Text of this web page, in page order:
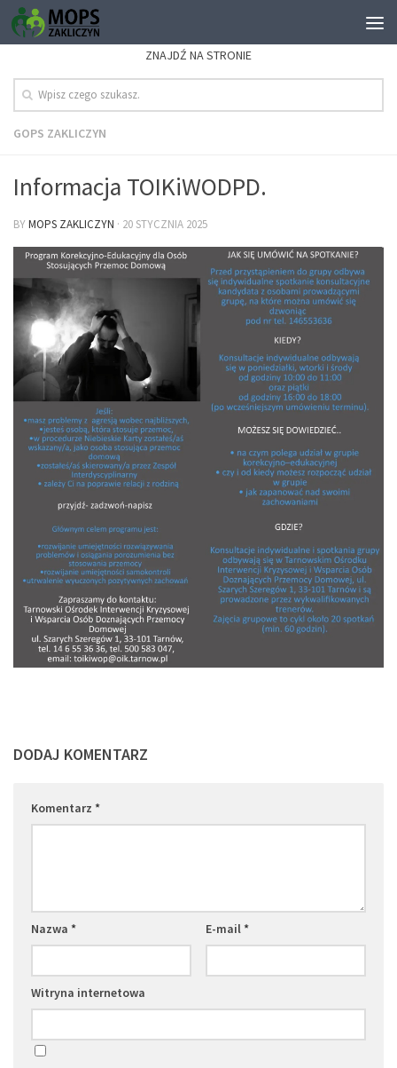
ZNAJDŹ NA STRONIE
GOPS ZAKLICZYN
Informacja TOIKiWODPD.
BYMOPS ZAKLICZYN · 20 STYCZNIA 2025
DODAJ KOMENTARZ
Komentarz *
Nazwa * E-mail*
Witryna internetowa